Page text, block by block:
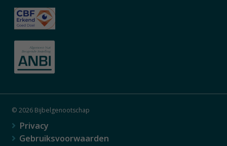
© 2026 Bijbelgenootschap
Privacy
Gebruiksvoorwaarden